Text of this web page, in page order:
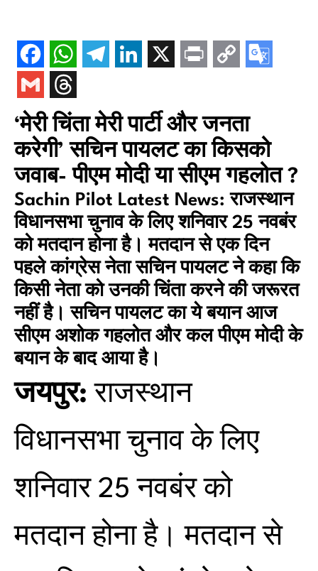
‘मेरी चिंता मेरी पार्टी और जनता
करेगी’ सचिन पायलट का किसको
जवाब- पीएम मोदी या सीएम गहलोत ?
Sachin Pilot Latest News: राजस्थान
विधानसभा चुनाव के लिए शनिवार 25 नवबंर
को मतदान होना है। मतदान से एक दिन
पहले कांग्रेस नेता सचिन पायलट ने कहा कि
किसी नेता को उनकी चिंता करने की जरूरत
नहीं है। सचिन पायलट का ये बयान आज
सीएम अशोक गहलोत और कल पीएम मोदी के
बयान के बाद आया है।
जयपुर: राजस्थान
विधानसभा चुनाव के लिए
शनिवार 25 नवबंर को
मतदान होना है। मतदान से